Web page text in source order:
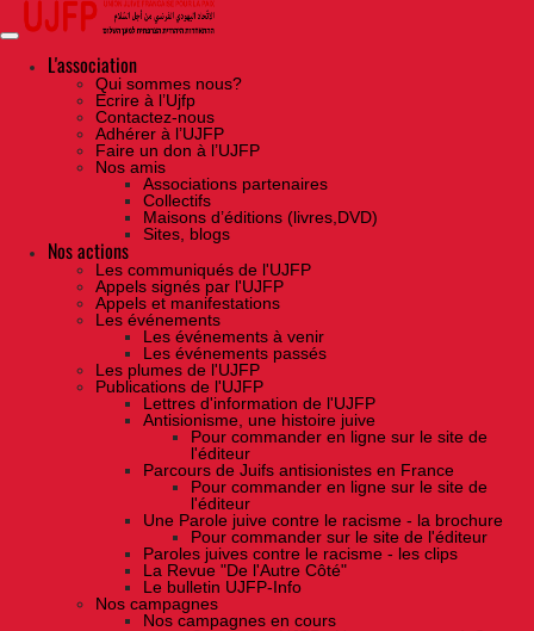
Skip
the
contentL'association
Qui sommes nous?
Ecrire à l’Ujfp
Contactez-nous
Adhérer à l’UJFP
Faire un don à l’UJFP
Nos amis
Associations partenaires
Collectifs
Maisons d’éditions (livres,DVD)
Sites, blogs
Nos actions
Les communiqués de l'UJFP
Appels signés par l'UJFP
Appels et manifestations
Les événements
Les événements à venir
Les événements passés
Les plumes de l'UJFP
Publications de l'UJFP
Lettres d'information de l'UJFP
Antisionisme, une histoire juive
Pour commander en ligne sur le site de
l'éditeur
Parcours de Juifs antisionistes en France
Pour commander en ligne sur le site de
l'éditeur
Une Parole juive contre le racisme - la brochure
Pour commander sur le site de l'éditeur
Paroles juives contre le racisme - les clips
La Revue "De l'Autre Côté"
Le bulletin UJFP-Info
Nos campagnes
Nos campagnes en cours